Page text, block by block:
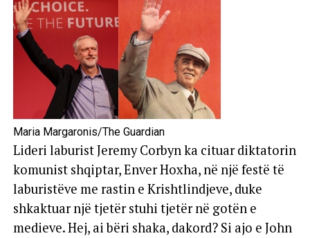
Maria Margaronis/The Guardian
Lideri laburist Jeremy Corbyn ka cituar diktatorin
komunist shqiptar, Enver Hoxha, në një festë të
laburistëve me rastin e Krishtlindjeve, duke
shkaktuar një tjetër stuhi tjetër në gotën e
medieve. Hej, ai bëri shaka, dakord? Si ajo e John